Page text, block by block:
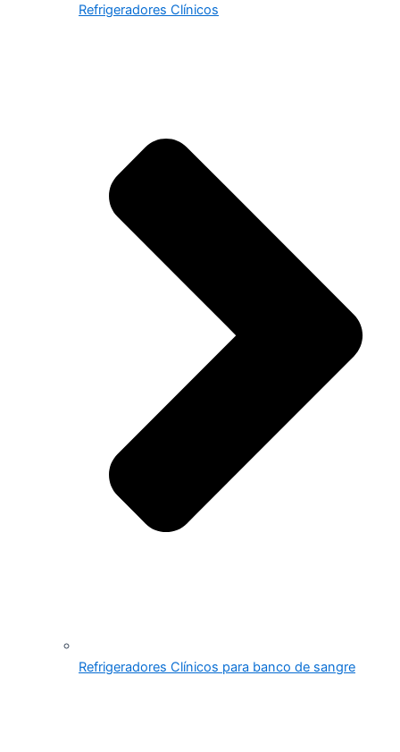
Refrigeradores Clínicos
Refrigeradores Clínicos para banco de sangre